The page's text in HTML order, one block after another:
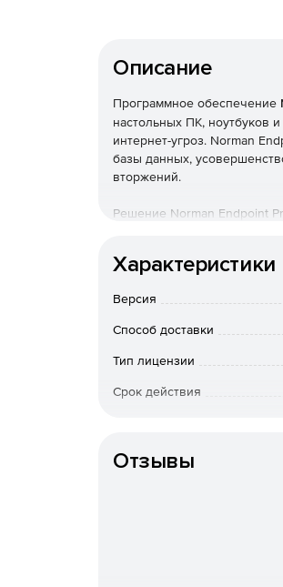
Описание
Программное обеспечение
настольных ПК, ноутбуков
интернет-угроз. Norman
базы данных,
вторжений.
Решение Norman Endpoint
все IP-устройства в сети и
Многоуровневая
безопасности в
локальный контроль.
Защита от вторжений.
клиентские и
на выбранные
ним будут регулярно
Характеристики
Версия
Способ доставки
Тип лицензии
Срок действия
Отзывы